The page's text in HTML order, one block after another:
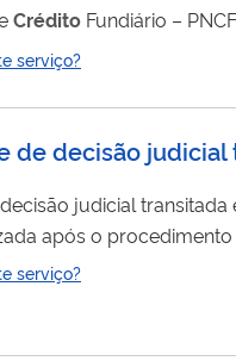
Crédito Fundiário –
dos valores
serviço?
decisão
judicial transitada
o procedimento de
judicial (quando não
serviço?